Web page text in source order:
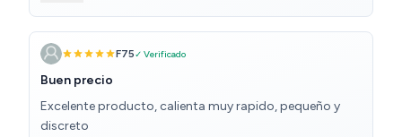
que permite ajustar el consumo y mantener una
temperatura constante sin gastar de más. Es
silencioso, fácil de usar y no ocupa mucho espacio.
Además, incluye protección contra
sobrecalentamiento, algo que me da más tranquilidad
al dejarlo encendido. Como punto a mejorar, quizá le
faltaría un temporizador o control remoto para ser
F75✓ Verificado
Buen precio
Excelente producto, calienta muy rapido, pequeño y
discreto